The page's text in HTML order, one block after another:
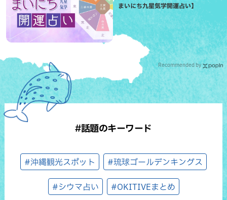
まいにち九星気学開運占い】
Recommended by
#話題のキーワード
#沖縄観光スポット #琉球ゴールデンキングス
#シウマ占い #OKITIVEまとめ